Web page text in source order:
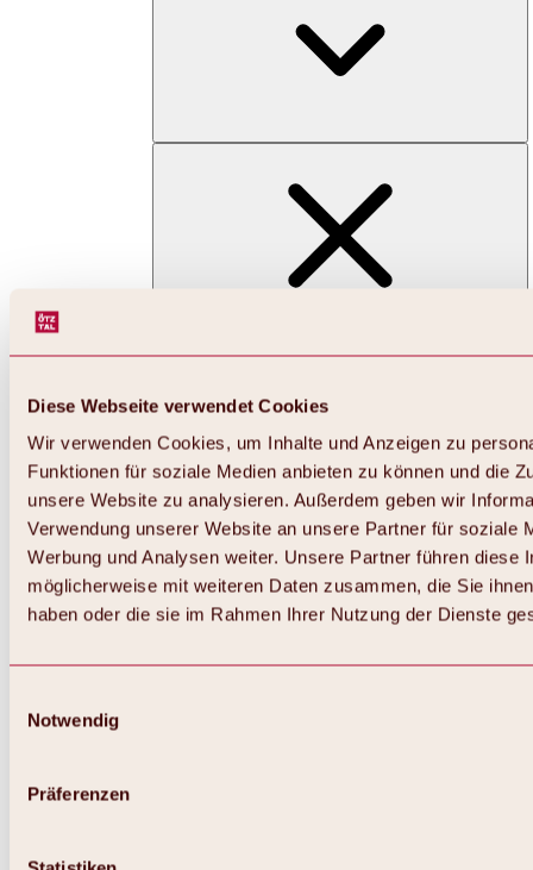
Diese Webseite verwendet Cookies
Wir verwenden Cookies, um Inhalte und Anzeigen zu
Funktionen für soziale Medien anbieten zu können und die
unsere Website zu analysieren. Außerdem geben wir
Verwendung unserer Website an unsere Partner für soziale
Werbung und Analysen weiter. Unsere Partner führen diese
möglicherweise mit weiteren Daten zusammen, die Sie
haben oder die sie im Rahmen Ihrer Nutzung der Dienste
Notwendig
Präferenzen